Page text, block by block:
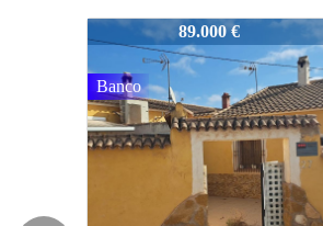
1763
89.000 €
Banco